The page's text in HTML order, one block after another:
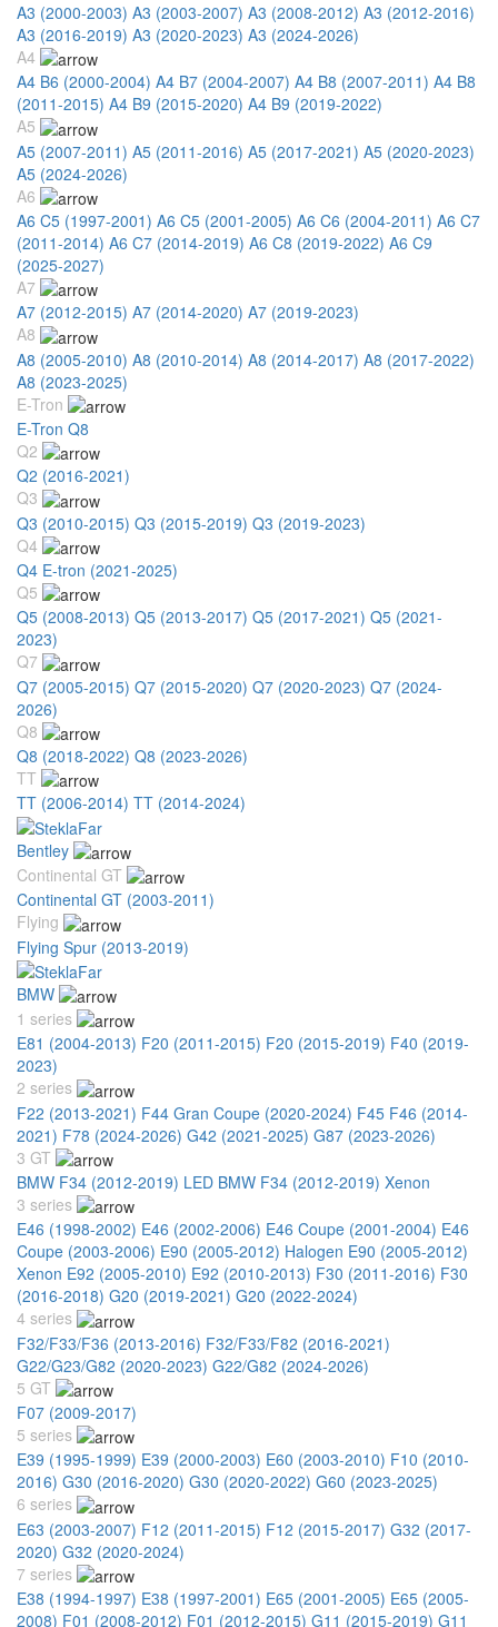
A3 (2000-2003) A3 (2003-2007) A3 (2008-2012) A3 (2012-2016)
A3 (2016-2019) A3 (2020-2023) A3 (2024-2026)
A4
A4 B6 (2000-2004) A4 B7 (2004-2007) A4 B8 (2007-2011) A4 B8
(2011-2015) A4 B9 (2015-2020) A4 B9 (2019-2022)
A5
A5 (2007-2011) A5 (2011-2016) A5 (2017-2021) A5 (2020-2023)
A5 (2024-2026)
A6
A6 C5 (1997-2001) A6 C5 (2001-2005) A6 C6 (2004-2011) A6 C7
(2011-2014) A6 C7 (2014-2019) A6 C8 (2019-2022) A6 C9
(2025-2027)
A7
A7 (2012-2015) A7 (2014-2020) A7 (2019-2023)
A8
A8 (2005-2010) A8 (2010-2014) A8 (2014-2017) A8 (2017-2022)
A8 (2023-2025)
E-Tron
E-Tron Q8
Q2
Q2 (2016-2021)
Q3
Q3 (2010-2015) Q3 (2015-2019) Q3 (2019-2023)
Q4
Q4 E-tron (2021-2025)
Q5
Q5 (2008-2013) Q5 (2013-2017) Q5 (2017-2021) Q5 (2021-
2023)
Q7
Q7 (2005-2015) Q7 (2015-2020) Q7 (2020-2023) Q7 (2024-
2026)
Q8
Q8 (2018-2022) Q8 (2023-2026)
TT
TT (2006-2014) TT (2014-2024)
Bentley
Continental GT
Continental GT (2003-2011)
Flying
Flying Spur (2013-2019)
BMW
1 series
E81 (2004-2013) F20 (2011-2015) F20 (2015-2019) F40 (2019-
2023)
2 series
F22 (2013-2021) F44 Gran Coupe (2020-2024) F45 F46 (2014-
2021) F78 (2024-2026) G42 (2021-2025) G87 (2023-2026)
3 GT
BMW F34 (2012-2019) LED BMW F34 (2012-2019) Xenon
3 series
E46 (1998-2002) E46 (2002-2006) E46 Coupe (2001-2004) E46
Coupe (2003-2006) E90 (2005-2012) Halogen E90 (2005-2012)
Xenon E92 (2005-2010) E92 (2010-2013) F30 (2011-2016) F30
(2016-2018) G20 (2019-2021) G20 (2022-2024)
4 series
F32/F33/F36 (2013-2016) F32/F33/F82 (2016-2021)
G22/G23/G82 (2020-2023) G22/G82 (2024-2026)
5 GT
F07 (2009-2017)
5 series
E39 (1995-1999) E39 (2000-2003) E60 (2003-2010) F10 (2010-
2016) G30 (2016-2020) G30 (2020-2022) G60 (2023-2025)
6 series
E63 (2003-2007) F12 (2011-2015) F12 (2015-2017) G32 (2017-
2020) G32 (2020-2024)
7 series
E38 (1994-1997) E38 (1997-2001) E65 (2001-2005) E65 (2005-
2008) F01 (2008-2012) F01 (2012-2015) G11 (2015-2019) G11